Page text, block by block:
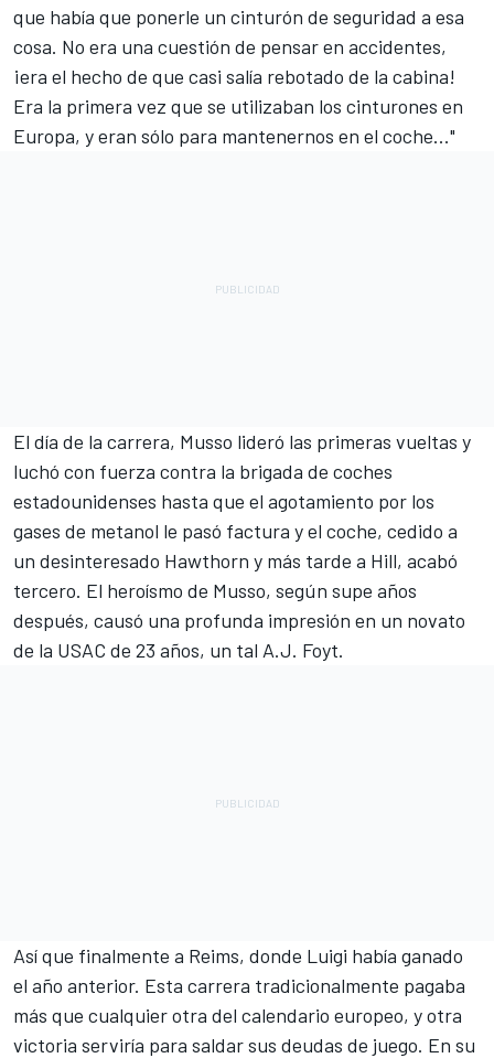
que había que ponerle un cinturón de seguridad a esa
cosa. No era una cuestión de pensar en accidentes,
¡era el hecho de que casi salía rebotado de la cabina!
Era la primera vez que se utilizaban los cinturones en
Europa, y eran sólo para mantenernos en el coche..."
El día de la carrera, Musso lideró las primeras vueltas y
luchó con fuerza contra la brigada de coches
estadounidenses hasta que el agotamiento por los
gases de metanol le pasó factura y el coche, cedido a
un desinteresado Hawthorn y más tarde a Hill, acabó
tercero. El heroísmo de Musso, según supe años
después, causó una profunda impresión en un novato
de la USAC de 23 años, un tal A.J. Foyt.
Así que finalmente a Reims, donde Luigi había ganado
el año anterior. Esta carrera tradicionalmente pagaba
más que cualquier otra del calendario europeo, y otra
victoria serviría para saldar sus deudas de juego. En su